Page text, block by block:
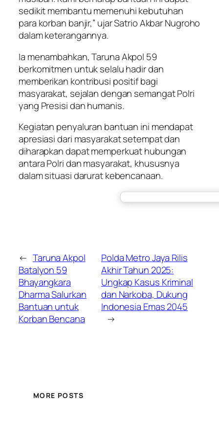
sedikit membantu memenuhi kebutuhan
para korban banjir,” ujar Satrio Akbar Nugroho
dalam keterangannya.
Ia menambahkan, Taruna Akpol 59
berkomitmen untuk selalu hadir dan
memberikan kontribusi positif bagi
masyarakat, sejalan dengan semangat Polri
yang Presisi dan humanis.
Kegiatan penyaluran bantuan ini mendapat
apresiasi dari masyarakat setempat dan
diharapkan dapat memperkuat hubungan
antara Polri dan masyarakat, khususnya
dalam situasi darurat kebencanaan.
← Taruna Akpol
Batalyon 59
Bhayangkara
Dharma Salurkan
Bantuan untuk
Korban Bencana
Polda Metro Jaya Rilis
Akhir Tahun 2025:
Ungkap Kasus Kriminal
dan Narkoba, Dukung
Indonesia Emas 2045
→
MORE POSTS